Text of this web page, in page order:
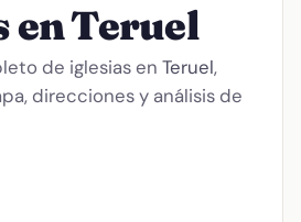
en Teruel
de iglesias en Teruel,
direcciones y análisis de